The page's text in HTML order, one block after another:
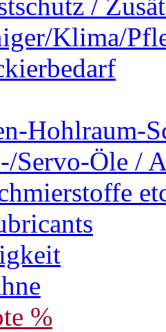
Klima/
Hohlraum-
Servo-Öle /
%